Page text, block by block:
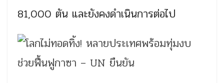
81,000 ตัน และยังคงดำเนินการต่อไป